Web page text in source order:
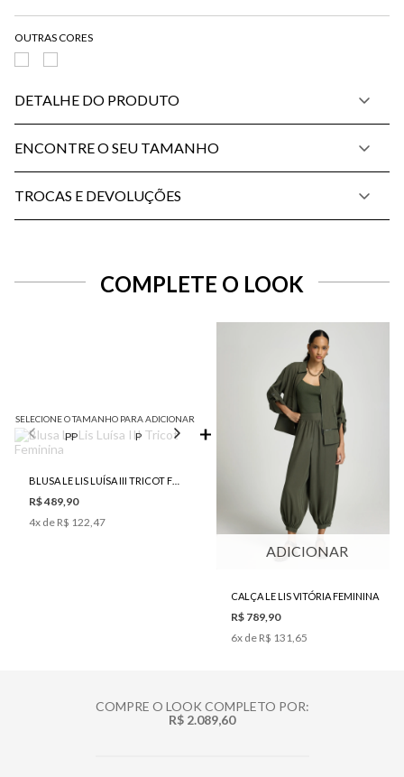
DETALHE DO PRODUTO
ENCONTRE O SEU TAMANHO
TROCAS E DEVOLUÇÕES
COMPLETE O LOOK
SELECIONE O TAMANHO PARA ADICIONAR
PP P M GG
R$ 489,90
4x de R$ 122,47
ADICIONAR
CALÇA LE LIS VITÓRIA FEMININA
R$ 789,90
6x de R$ 131,65
COMPRE O LOOK COMPLETO POR:
R$ 2.089,60